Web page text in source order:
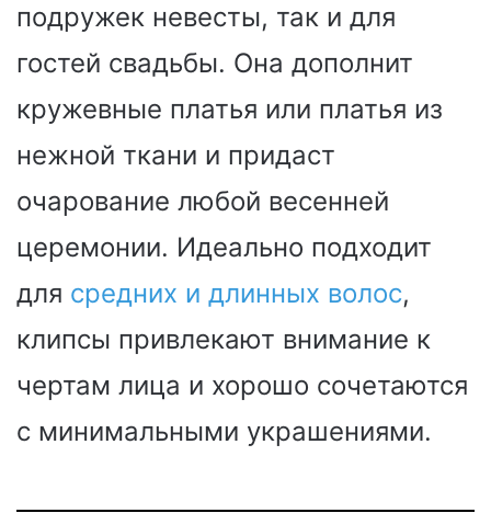
подружек невесты, так и для
гостей свадьбы. Она дополнит
кружевные платья или платья из
нежной ткани и придаст
очарование любой весенней
церемонии. Идеально подходит
для средних и длинных волос,
клипсы привлекают внимание к
чертам лица и хорошо сочетаются
с минимальными украшениями.